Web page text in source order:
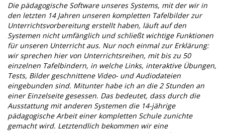
Die pädagogische Software unseres Systems, mit der wir in
den letzten 14 Jahren unseren kompletten Tafelbilder zur
Unterrichtsvorbereitung erstellt haben, läuft auf den
Systemen nicht umfänglich und schließt wichtige Funktionen
für unseren Unterricht aus. Nur noch einmal zur Erklärung:
wir sprechen hier von Unterrichtsreihen, mit bis zu 50
einzelnen Tafelbindern, in welche Links, interaktive Übungen,
Tests, Bilder geschnittene Video- und Audiodateien
eingebunden sind. Mitunter habe ich an die 2 Stunden an
einer Einzelseite gesessen. Das bedeutet, dass durch die
Ausstattung mit anderen Systemen die 14-jährige
pädagogische Arbeit einer kompletten Schule zunichte
gemacht wird. Letztendlich bekommen wir eine